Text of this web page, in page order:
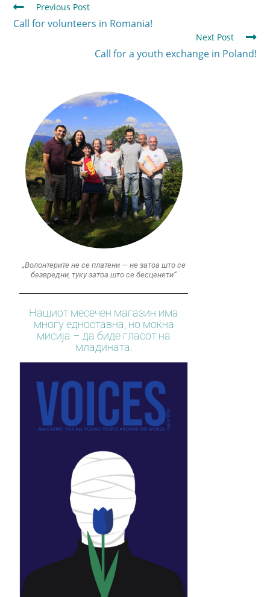
Previous Post
Call for volunteers in Romania!
Next Post
Call for a youth exchange in Poland!
„Волонтерите не се платени — не затоа што се
безвредни, туку затоа што се бесценети“
Нашиот месечен магазин има
многу едноставна, но моќна
мисија – да биде гласот на
младината.